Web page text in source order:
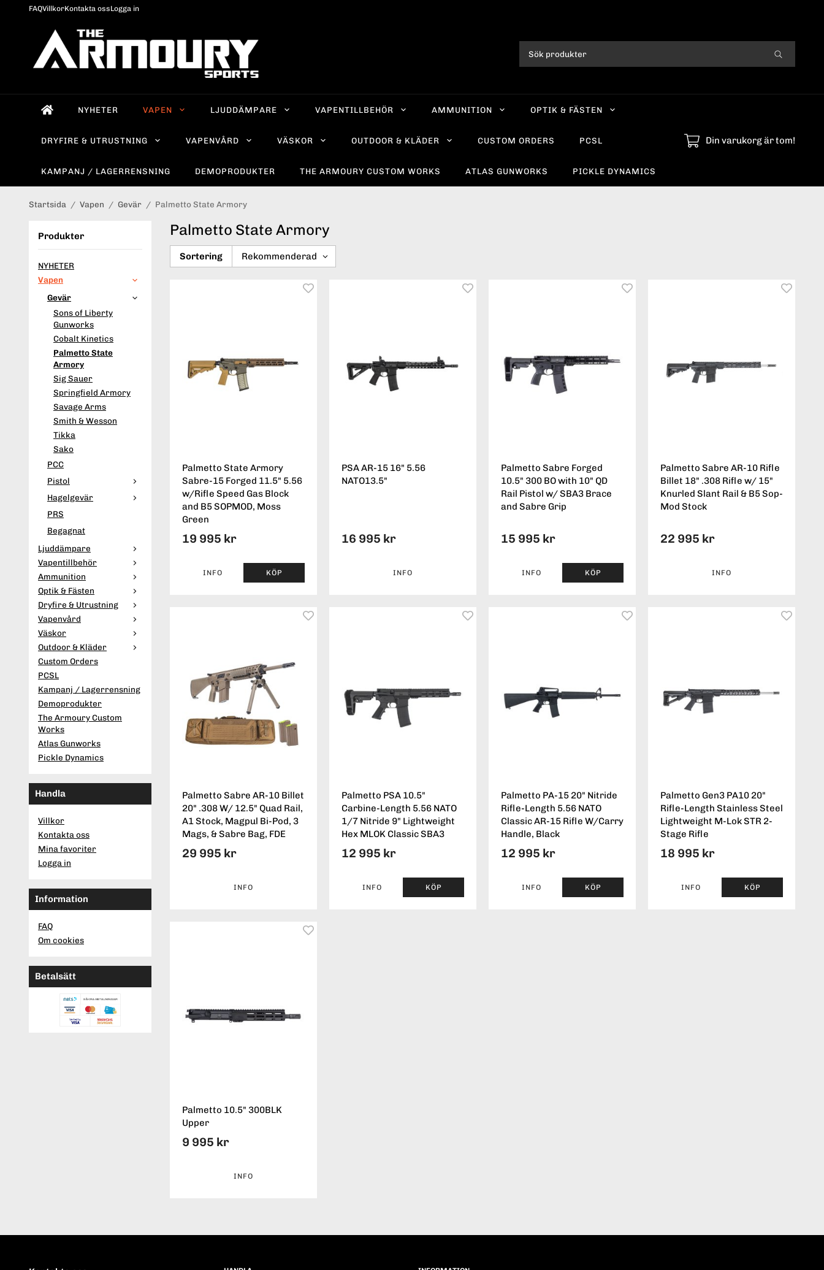
FAQVillkorKontakta ossLogga in
NYHETER VAPEN LJUDDÄMPARE VAPENTILLBEHÖR AMMUNITION OPTIK & FÄSTEN
DRYFIRE & UTRUSTNING VAPENVÅRD VÄSKOR OUTDOOR & KLÄDER CUSTOM ORDERS PCSL
KAMPANJ / LAGERRENSNING DEMOPRODUKTER THE ARMOURY CUSTOM WORKS ATLAS GUNWORKS PICKLE DYNAMICS
Din varukorg är tom!
Startsida / Vapen / Gevär / Palmetto State Armory
Produkter
NYHETER
Vapen
Gevär
Sons of Liberty
Gunworks
Cobalt Kinetics
Palmetto State
Armory
Sig Sauer
Springfield Armory
Savage Arms
Smith & Wesson
Tikka
Sako
PCC
Pistol
Hagelgevär
PRS
Begagnat
Ljuddämpare
Vapentillbehör
Ammunition
Optik & Fästen
Dryfire & Utrustning
Vapenvård
Väskor
Outdoor & Kläder
Custom Orders
PCSL
Kampanj / Lagerrensning
Demoprodukter
The Armoury Custom
Works
Atlas Gunworks
Pickle Dynamics
Handla
Villkor
Kontakta oss
Mina favoriter
Logga in
Information
FAQ
Om cookies
Betalsätt
Palmetto State Armory
Sortering
Palmetto State Armory
Sabre-15 Forged 11.5" 5.56
w/Rifle Speed Gas Block
and B5 SOPMOD, Moss
Green
19 995 kr
INFO KÖP
PSA AR-15 16" 5.56
NATO13.5"
16 995 kr
INFO
Palmetto Sabre Forged
10.5" 300 BO with 10" QD
Rail Pistol w/ SBA3 Brace
and Sabre Grip
15 995 kr
INFO KÖP
Palmetto Sabre AR-10 Rifle
Billet 18" .308 Rifle w/ 15"
Knurled Slant Rail & B5 Sop-
Mod Stock
22 995 kr
INFO
Palmetto Sabre AR-10 Billet
20" .308 W/ 12.5" Quad Rail,
A1 Stock, Magpul Bi-Pod, 3
Mags, & Sabre Bag, FDE
29 995 kr
INFO
Palmetto PSA 10.5"
Carbine-Length 5.56 NATO
1/7 Nitride 9" Lightweight
Hex MLOK Classic SBA3
12 995 kr
INFO KÖP
Palmetto PA-15 20" Nitride
Rifle-Length 5.56 NATO
Classic AR-15 Rifle W/Carry
Handle, Black
12 995 kr
INFO KÖP
Palmetto Gen3 PA10 20"
Rifle-Length Stainless Steel
Lightweight M-Lok STR 2-
Stage Rifle
18 995 kr
INFO KÖP
Palmetto 10.5" 300BLK
Upper
9 995 kr
INFO